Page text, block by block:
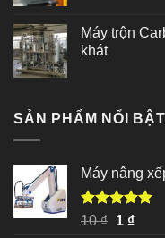
Máy trộn
khát
SẢN PHẨM NỔI BẬT
Máy nâng
Được xếp
10₫ Giá
1 ₫Giá